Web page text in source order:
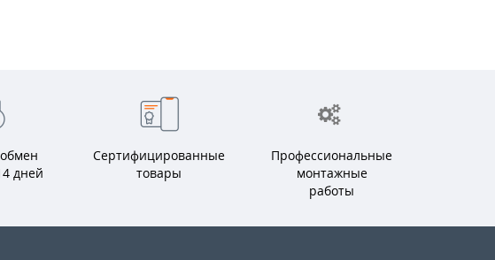
дней
Сертифицированные
товары
Профессиональные
монтажные
работы